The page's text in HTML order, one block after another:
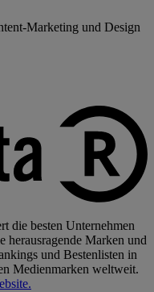
Marketing und Design
die besten Unternehmen
herausragende Marken und
und Bestenlisten in
Medienmarken weltweit.